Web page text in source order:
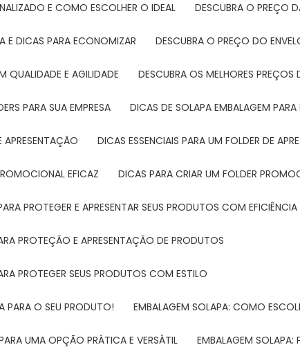
E COMO ESCOLHER O IDEAL DESCUBRA O PREÇO
E DICAS PARA ECONOMIZAR DESCUBRA O PREÇO DO
QUALIDADE E AGILIDADE DESCUBRA OS MELHORES
PARA SUA EMPRESA DICAS DE SOLAPA EMBALAGEM
APRESENTAÇÃO DICAS ESSENCIAIS PARA UM FOLDER DE
EFICAZ DICAS PARA CRIAR UM FOLDER
PROTEGER E APRESENTAR SEUS PRODUTOS COM EFICIÊNCIA
PROTEÇÃO E APRESENTAÇÃO DE PRODUTOS
PROTEGER SEUS PRODUTOS COM ESTILO
PARA O SEU PRODUTO! EMBALAGEM SOLAPA: COMO
UMA OPÇÃO PRÁTICA E VERSÁTIL EMBALAGEM